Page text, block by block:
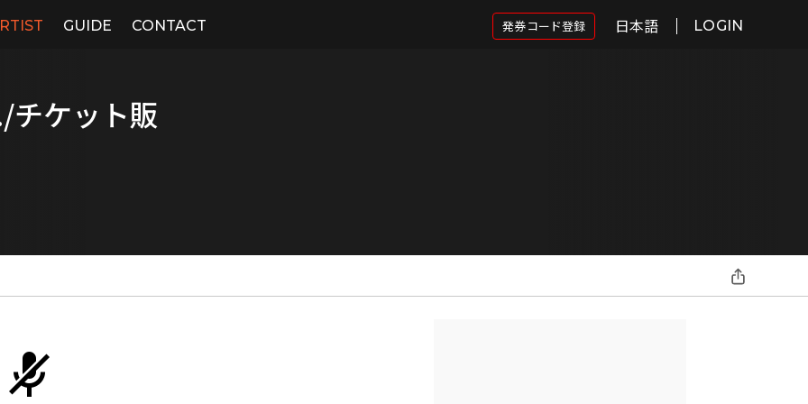
GUIDE CONTACT 発券コード登録 日本語 LOGIN
チケット販